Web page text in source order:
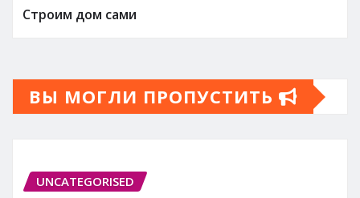
Строим дом сами
ВЫ МОГЛИ ПРОПУСТИТЬ
UNCATEGORISED